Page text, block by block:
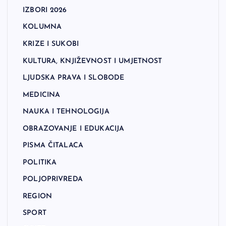
IZBORI 2026
KOLUMNA
KRIZE I SUKOBI
KULTURA, KNJIŽEVNOST I UMJETNOST
LJUDSKA PRAVA I SLOBODE
MEDICINA
NAUKA I TEHNOLOGIJA
OBRAZOVANJE I EDUKACIJA
PISMA ČITALACA
POLITIKA
POLJOPRIVREDA
REGION
SPORT